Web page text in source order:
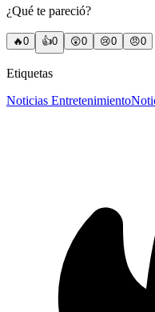
¿Qué te pareció?
🔥0 👍0 😲0 😢0 😠0
Etiquetas
Noticias Entretenimiento